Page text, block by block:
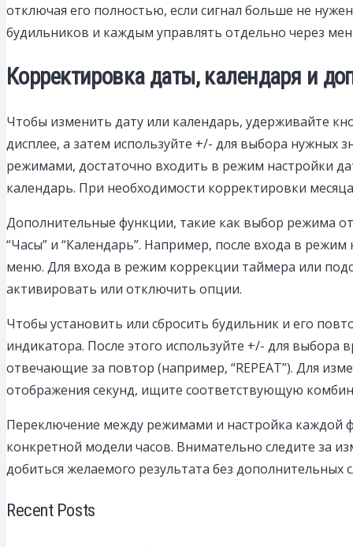
отключая его полностью, если сигнал больше не
будильников и каждым управлять отдельно через
Корректировка даты, календаря и
Чтобы изменить дату или календарь, удерживайте
дисплее, а затем используйте +/- для выбора нужных
режимами, достаточно входить в режим настройки
календарь. При необходимости корректировки
Дополнительные функции, такие как выбор режима
“Часы” и “Календарь”. Например, после входа в
меню. Для входа в режим коррекции таймера или
активировать или отключить опции.
Чтобы установить или сбросить будильник и его
индикатора. После этого используйте +/- для
отвечающие за повтор (например, “REPEAT”). Для
отображения секунд, ищите соответствующую
Переключение между режимами и настройка каждой
конкретной модели часов. Внимательно следите за
добиться желаемого результата без дополнительных
Recent Posts